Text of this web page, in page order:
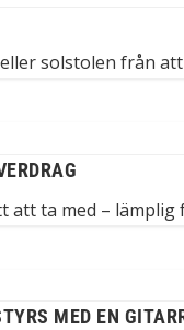
solstolen från
ta med – lämplig
MED EN